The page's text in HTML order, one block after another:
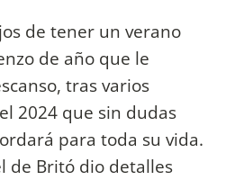
de tener un verano
de año que le
tras varios
2024 que sin dudas
para toda su vida.
de Britó dio detalles